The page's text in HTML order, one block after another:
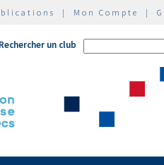
| Mon Compte |
Rechercher un club